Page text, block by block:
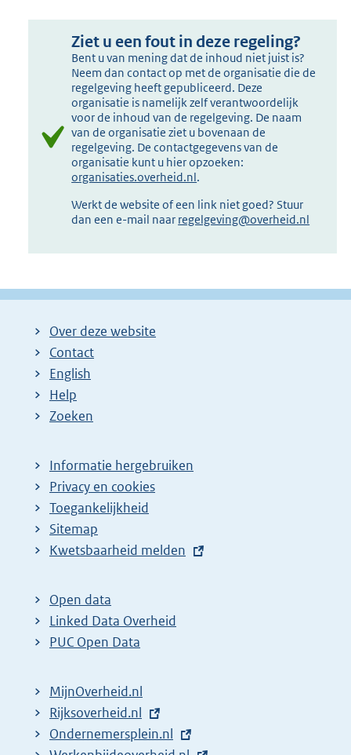
Ziet u een fout in deze regeling?
Bent u van mening dat de inhoud niet juist is?
Neem dan contact op met de organisatie die de
regelgeving heeft gepubliceerd. Deze
organisatie is namelijk zelf verantwoordelijk
voor de inhoud van de regelgeving. De naam
van de organisatie ziet u bovenaan de
regelgeving. De contactgegevens van de
organisatie kunt u hier opzoeken:
organisaties.overheid.nl.
Werkt de website of een link niet goed? Stuur
dan een e-mail naar regelgeving@overheid.nl
Over deze website
Contact
English
Help
Zoeken
Informatie hergebruiken
Privacy en cookies
Toegankelijkheid
Sitemap
E
t
e
r
l
i
n
Kwetsbaarheid melden
Open data
Linked Data Overheid
PUC Open Data
MijnOverheid.nl
E
x
Rijksoverheid.nl
E
Ondernemersplein.nl